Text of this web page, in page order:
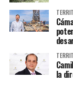
la